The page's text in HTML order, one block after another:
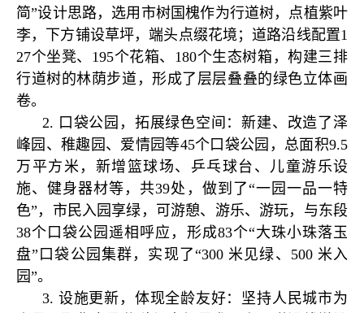
简”设计思路，选用市树国槐作为行道树，点植紫叶
李，下方铺设草坪，端头点缀花境；道路沿线配置1
27个坐凳、195个花箱、180个生态树箱，构建三排
行道树的林荫步道，形成了层层叠叠的绿色立体画
卷。
2. 口袋公园，拓展绿色空间：新建、改造了泽
峰园、稚趣园、爱情园等45个口袋公园，总面积9.5
万平方米，新增篮球场、乒乓球台、儿童游乐设
施、健身器材等，共39处，做到了“一园一品一特
色”，市民入园享绿，可游憩、游乐、游玩，与东段
38个口袋公园遥相呼应，形成83个“大珠小珠落玉
盘”口袋公园集群，实现了“300 米见绿、500 米入
园”。
3. 设施更新，体现全龄友好：坚持人民城市为